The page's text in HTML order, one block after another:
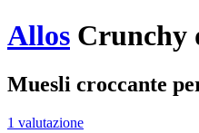
Allos Crunchy
Muesli croccante
1 valutazione